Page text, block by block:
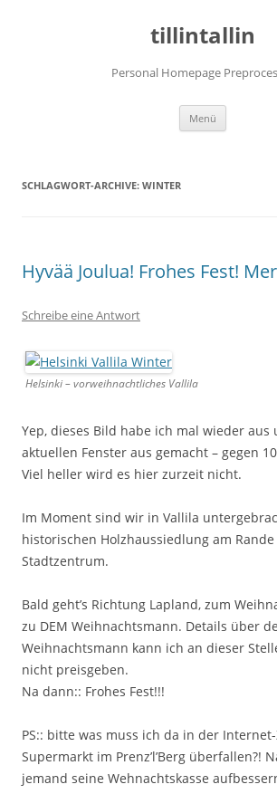
tillintallin
Personal Homepage
Menü
SCHLAGWORT-ARCHIVE: WINTER
Hyvää Joulua! Frohes Fest!
Schreibe eine Antwort
Helsinki – vorweihnachtliches Vallila
Yep, dieses Bild habe ich mal wieder aus
aktuellen Fenster aus gemacht – gegen
Viel heller wird es hier zurzeit nicht.
Im Moment sind wir in Vallila
historischen Holzhaussiedlung am
Stadtzentrum.
Bald geht’s Richtung Lapland, zum
zu DEM Weihnachtsmann. Details über
Weihnachtsmann kann ich an dieser
nicht preisgeben.
Na dann:: Frohes Fest!!!
PS:: bitte was muss ich da in der
Supermarkt im Prenz’l’Berg überfallen?!
jemand seine Wehnachtskasse